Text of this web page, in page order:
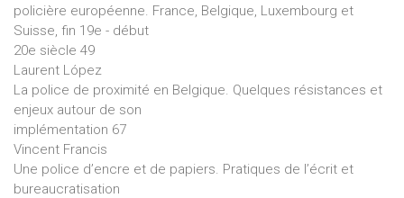
policière européenne. France, Belgique, Luxembourg et
Suisse, fin 19e - début
20e siècle 49
Laurent López
La police de proximité en Belgique. Quelques résistances et
enjeux autour de son
implémentation 67
Vincent Francis
Une police d’encre et de papiers. Pratiques de l’écrit et
bureaucratisation